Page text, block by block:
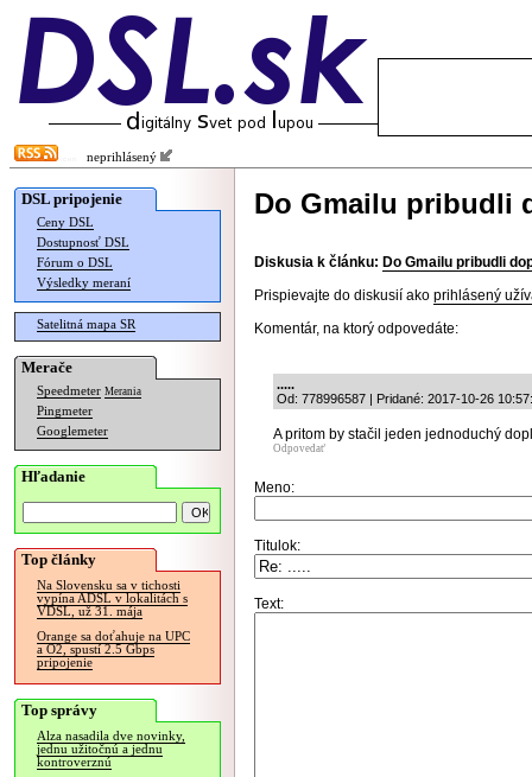
neprihlásený
DSL pripojenie
Ceny DSL
Dostupnosť DSL
Fórum o DSL
Výsledky meraní
Satelitná mapa SR
Merače
Speedmeter Merania
Pingmeter
Googlemeter
Hľadanie
Top články
Na Slovensku sa v tichosti
vypína ADSL v lokalitách s
VDSL, už 31. mája
Orange sa doťahuje na UPC
a O2, spustí 2.5 Gbps
pripojenie
Top správy
Alza nasadila dve novinky,
jednu užitočnú a jednu
kontroverznú
Do Gmailu pribudli
Diskusia k článku: Do Gmailu pribudli
Prispievajte do diskusií ako prihlásený
Komentár, na ktorý odpovedáte:
.....
Od: 778996587 | Pridané: 2017-10-26
A pritom by stačil jeden jednoduchý
Odpovedať
Meno:
Titulok:
Text: